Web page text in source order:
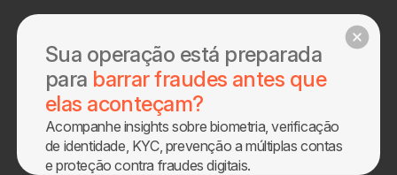
Agendar demo
Home
Blog
Sua operação está preparada
para barrar fraudes antes que
elas aconteçam?
Acompanhe insights sobre biometria, verificação
de identidade, KYC, prevenção a múltiplas contas
e proteção contra fraudes digitais.